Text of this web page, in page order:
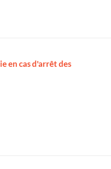
en cas d'arrêt des